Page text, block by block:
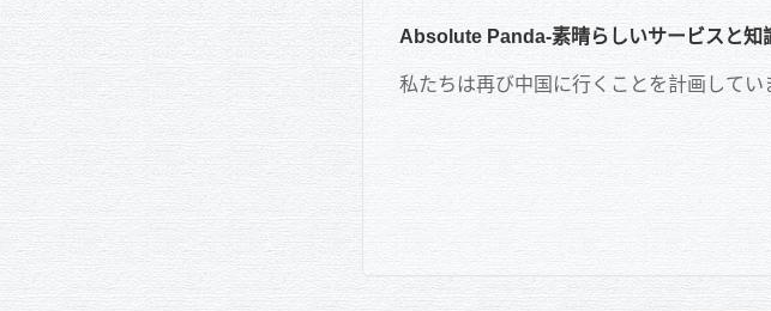
Absolute Panda-素晴らしいサービスと知
私たちは再び中国に行くことを計画して